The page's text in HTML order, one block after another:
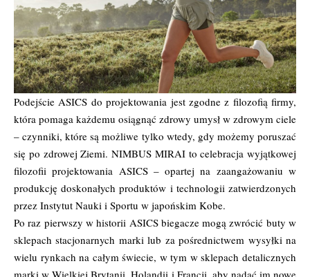
Podejście ASICS do projektowania jest zgodne z filozofią firmy,
która pomaga każdemu osiągnąć zdrowy umysł w zdrowym ciele
– czynniki, które są możliwe tylko wtedy, gdy możemy poruszać
się po zdrowej Ziemi. NIMBUS MIRAI to celebracja wyjątkowej
filozofii projektowania ASICS – opartej na zaangażowaniu w
produkcję doskonałych produktów i technologii zatwierdzonych
przez Instytut Nauki i Sportu w japońskim Kobe.
Po raz pierwszy w historii ASICS biegacze mogą zwrócić buty w
sklepach stacjonarnych marki lub za pośrednictwem wysyłki na
wielu rynkach na całym świecie, w tym w sklepach detalicznych
marki w Wielkiej Brytanii, Holandii i Francji, aby nadać im nowe